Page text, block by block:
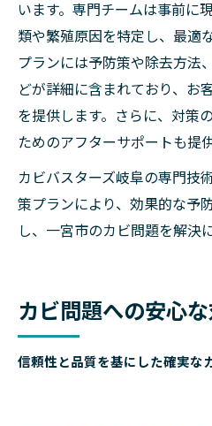
います。専門チームは事前に
類や繁殖原因を特定し、最適
プランには予防策や除去方法
どが詳細に含まれており、お
を提供します。さらに、対策
ためのアフターサポートも提
カビバスターズ岐阜の専門技
策プランにより、効果的な予
し、一宮市のカビ問題を解決
カビ問題への安心
信頼性と品質を基にした確実な